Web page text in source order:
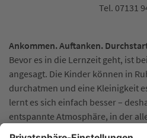
Tel. 07131
Ankommen. Auftanken.
Bevor es in die Lernzeit geht, ist
angesagt. Die Kinder können in
durchatmen und eine Kleinigkeit
lernt es sich einfach besser –
entspannte Atmosphäre, in der